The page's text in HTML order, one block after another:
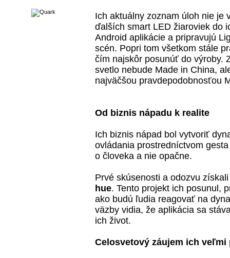
Ich aktuálny zoznam úloh nie je
ďalších smart LED žiaroviek do
Android aplikácie a pripravujú
scén. Popri tom všetkom stále
čím najskôr posunúť do výroby.
svetlo nebude Made in China,
najväčšou pravdepodobnosťou
Od biznis nápadu k realite
Ich biznis nápad bol vytvoriť
ovládania prostredníctvom
o človeka a nie opačne.
Prvé skúsenosti a odozvu
hue. Tento projekt ich posunul,
ako budú ľudia reagovať na
väzby vidia, že aplikácia sa
ich život.
Celosvetový záujem ich veľmi